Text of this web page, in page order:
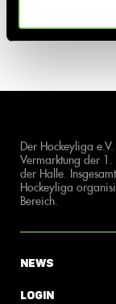
Der Hockeyliga
Vermarktung der
der Halle.
Hockeyliga
Bereich.
News
Login